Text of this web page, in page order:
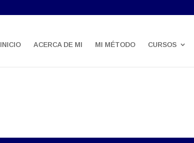
INICIO ACERCA DE MI MI MÉTODO CURSOS